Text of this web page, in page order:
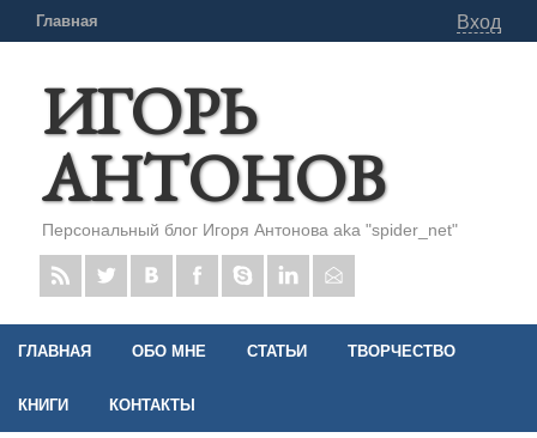
Главная Вход
ИГОРЬ
АНТОНОВ
Персональный блог Игоря Антонова aka "spider_net"
ГЛАВНАЯ ОБО МНЕ СТАТЬИ ТВОРЧЕСТВО
КНИГИ КОНТАКТЫ